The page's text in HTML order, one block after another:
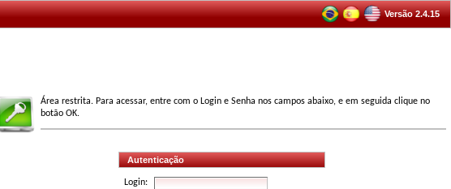
Versão 2.4.15
Área restrita. Para acessar, entre com o Login e Senha nos campos abaixo, e em seguida clique no
botão OK.
Autenticação
Login: